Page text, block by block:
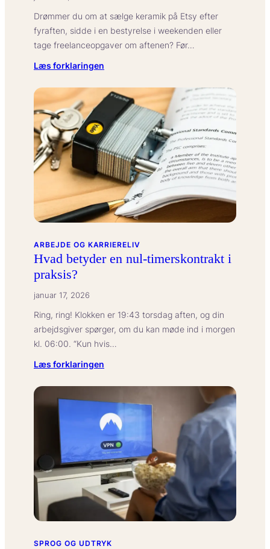
Drømmer du om at sælge keramik på Etsy efter
fyraften, sidde i en bestyrelse i weekenden eller
tage freelanceopgaver om aftenen? Før…
Læs forklaringen
betyder
klausul
om
bibeskæftigelse
i
din
ansættelseskontrakt?
ARBEJDE OG KARRIERELIV
Hvad betyder en nul-timerskontrakt i
praksis?
januar 17, 2026
Ring, ring! Klokken er 19:43 torsdag aften, og din
arbejdsgiver spørger, om du kan møde ind i morgen
kl. 06:00. “Kun hvis…
Læs forklaringen
nul-
timerskontrakt
i
praksis?
SPROG OG UDTRYK